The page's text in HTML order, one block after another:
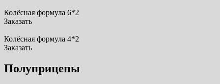
Колёсная формула 6*2
Заказать
Колёсная формула 4*2
Заказать
Полуприцепы